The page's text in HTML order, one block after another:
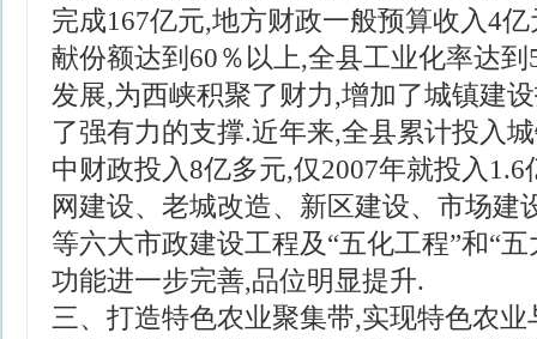
完成167亿元,地方财政一般预算收入4
献份额达到60％以上,全县工业化率达
发展,为西峡积聚了财力,增加了城镇建
了强有力的支撑.近年来,全县累计投入
中财政投入8亿多元,仅2007年就投入
网建设、老城改造、新区建设、市场建
等六大市政建设工程及“五化工程”和“
功能进一步完善,品位明显提升.
三、打造特色农业聚集带,实现特色农